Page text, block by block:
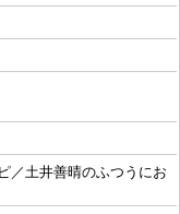
／土井善晴のふつうにお